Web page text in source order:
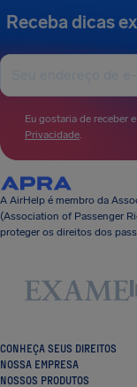
Receba dicas
Eu gostaria de receber
Privacidade.
A AirHelp é membro da
(Association of Passenger
proteger os direitos dos
CONHEÇA SEUS DIREITOS
NOSSA EMPRESA
NOSSOS PRODUTOS